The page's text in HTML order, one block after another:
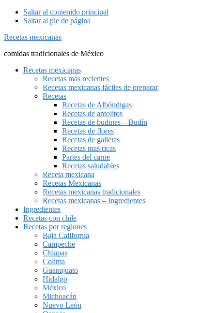
Saltar al contenido principal
Saltar al pie de página
Recetas mexicanas
comidas tradicionales de México
Recetas mexicanas
Recetas más recientes
Recetas mexicanas fáciles de preparar
Recetas
Recetas de Albóndigas
Recetas de antojitos
Recetas de budines – Budín
Recetas de flores
Recetas de galletas
Recetas mas ricas
Partes del carne
Recetas saludables
Receta mexicana
Recetas Mexicanas
Recetas mexicanas tradicionales
Recetas mexicanas – Ingredientes
Ingredientes
Recetas con chile
Recetas por regiones
Baja California
Campeche
Chiapas
Colima
Guanajuato
Hidalgo
México
Michoacán
Nuevo León